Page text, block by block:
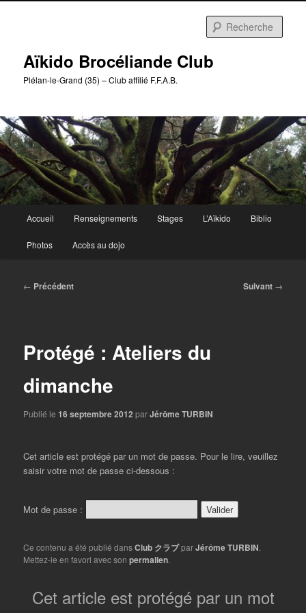
Aïkido Brocéliande Club
Plélan-le-Grand (35) – Club affilié F.F.A.B.
principal
Accueil Renseignements Stages L’Aïkido Biblio
Photos Accès au dojo
Navigation
← Précédent Suivant →
Protégé : Ateliers du
dimanche
Publié le16 septembre 2012 parJérôme TURBIN
Cet article est protégé par un mot de passe. Pour le lire, veuillez
saisir votre mot de passe ci-dessous :
Mot de passe :
Ce contenu a été publié dansClub クラブparJérôme TURBIN.
Mettez-le en favori avec sonpermalien.
Cet article est protégé par un mot